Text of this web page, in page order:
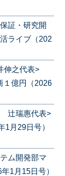
証・研究開
ライブ（202
伸之代表>
１億円（2026
辻瑞惠代表>
月29日号）
ム開発部マ
1月15日号）